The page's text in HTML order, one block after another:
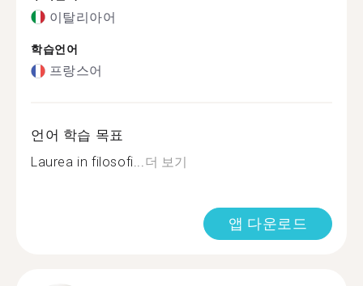
이탈리아어
학습언어
프랑스어
언어 학습 목표
Laurea in filosofi...더 보기
앱 다운로드